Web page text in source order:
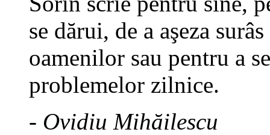
se dărui, de a aşeza
oamenilor sau pentru a
problemelor zilnice.
- Ovidiu Mihăilescu